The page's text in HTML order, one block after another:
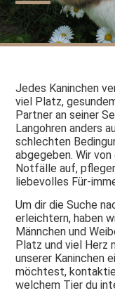
Jedes Kaninchen
viel Platz,
Partner an seiner
Langohren anders
schlechten
abgegeben. Wir
Notfälle auf,
liebevolles Für-
Um dir die Suche
erleichtern, haben
Männchen und
Platz und viel Herz
unserer Kaninchen
möchtest,
welchem Tier du